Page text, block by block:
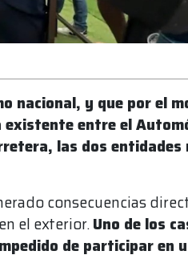
nacional, y que por el
entre el
las dos entidades
consecuencias
el exterior.Uno de los
de participar en